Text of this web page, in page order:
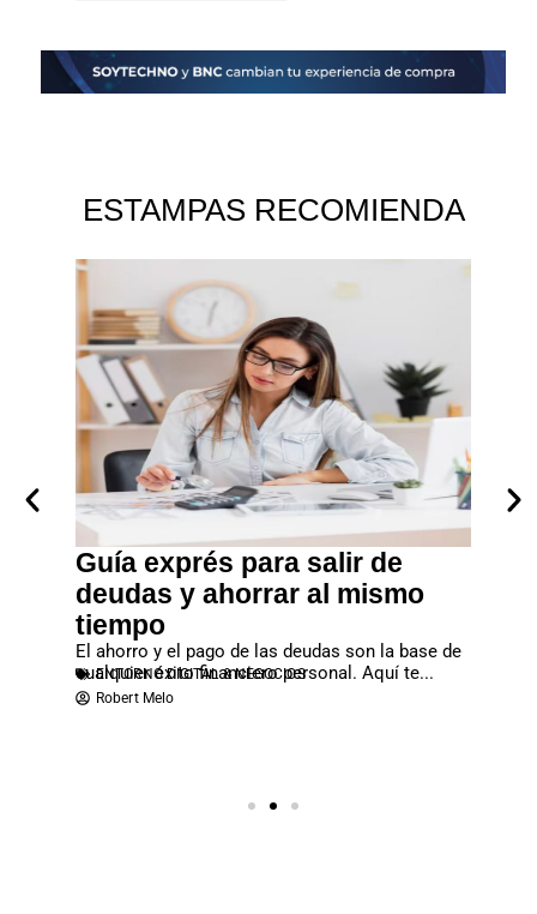
ESTAMPAS RECOMIENDA
Guía exprés para salir de
deudas y ahorrar al mismo
tiempo
El ahorro y el pago de las deudas son la base de
cualquier éxito financiero personal. Aquí te...
ENTORNO DIGITAL & NEGOCIOS
Robert Melo